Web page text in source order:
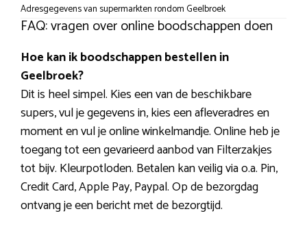
Adresgegevens van supermarkten rondom Geelbroek
FAQ: vragen over online boodschappen doen
Hoe kan ik boodschappen bestellen in
Geelbroek?
Dit is heel simpel. Kies een van de beschikbare
supers, vul je gegevens in, kies een afleveradres en
moment en vul je online winkelmandje. Online heb je
toegang tot een gevarieerd aanbod van Filterzakjes
tot bijv. Kleurpotloden. Betalen kan veilig via o.a. Pin,
Credit Card, Apple Pay, Paypal. Op de bezorgdag
ontvang je een bericht met de bezorgtijd.